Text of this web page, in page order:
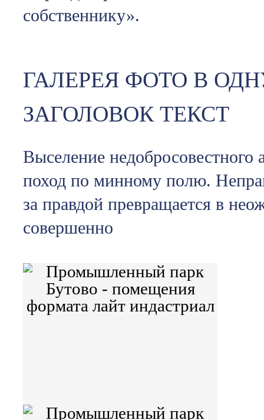
собственнику».
ГАЛЕРЕЯ ФОТО В
ЗАГОЛОВОК ТЕКСТ
Выселение недобросовестного
поход по минному полю.
за правдой превращается в
совершенно